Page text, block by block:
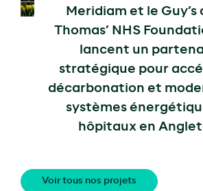
Meridiam et le Guy’s
Thomas’ NHS
lancent un
stratégique pour
décarbonation et
systèmes
hôpitaux en
Voir tous nos projets